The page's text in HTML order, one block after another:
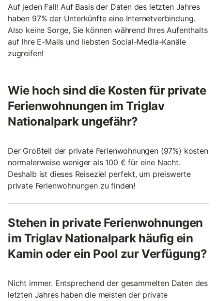
Auf jeden Fall! Auf Basis der Daten des letzten Jahres
haben 97% der Unterkünfte eine Internetverbindung.
Also keine Sorge, Sie können während Ihres Aufenthalts
auf Ihre E-Mails und liebsten Social-Media-Kanäle
zugreifen!
Wie hoch sind die Kosten für private
Ferienwohnungen im Triglav
Nationalpark ungefähr?
Der Großteil der private Ferienwohnungen (97%) kosten
normalerweise weniger als 100 € für eine Nacht.
Deshalb ist dieses Reiseziel perfekt, um preiswerte
private Ferienwohnungen zu finden!
Stehen in private Ferienwohnungen
im Triglav Nationalpark häufig ein
Kamin oder ein Pool zur Verfügung?
Nicht immer. Entsprechend der gesammelten Daten des
letzten Jahres haben die meisten der private